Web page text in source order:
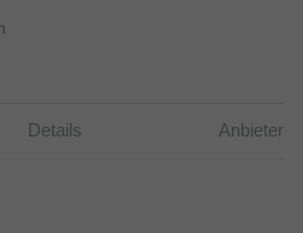
Details Anbieter